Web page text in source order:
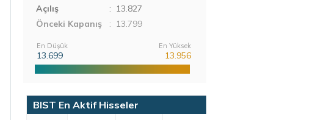
Açılış
: 13.827
Önceki Kapanış
: 13.799
En Düşük
13.699
En Yüksek
13.956
BIST En Aktif Hisseler